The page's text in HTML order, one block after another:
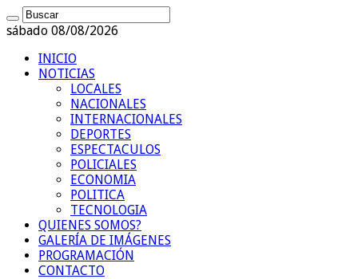
sábado 08/08/2026
INICIO
NOTICIAS
LOCALES
NACIONALES
INTERNACIONALES
DEPORTES
ESPECTACULOS
POLICIALES
ECONOMIA
POLITICA
TECNOLOGIA
QUIENES SOMOS?
GALERÍA DE IMÁGENES
PROGRAMACIÓN
CONTACTO